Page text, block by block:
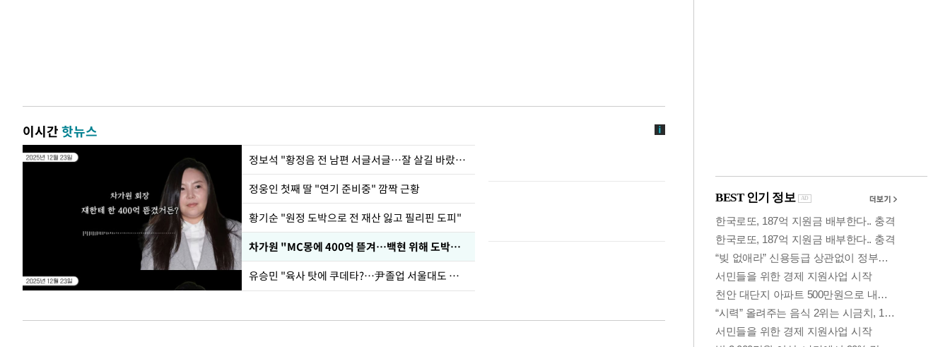
이시간핫뉴스
정보석 "황정음 전 남편 서글서글…잘 살길 바랐는데"
정웅인 첫째 딸 "연기 준비중" 깜짝 근황
황기순 "원정 도박으로 전 재산 잃고 필리핀 도피"
차가원 "MC몽에 400억 뜯겨…백현 위해 도박빚 갚아줘"
유승민 "육사 탓에 쿠데타?…尹졸업 서울대도 없애나"